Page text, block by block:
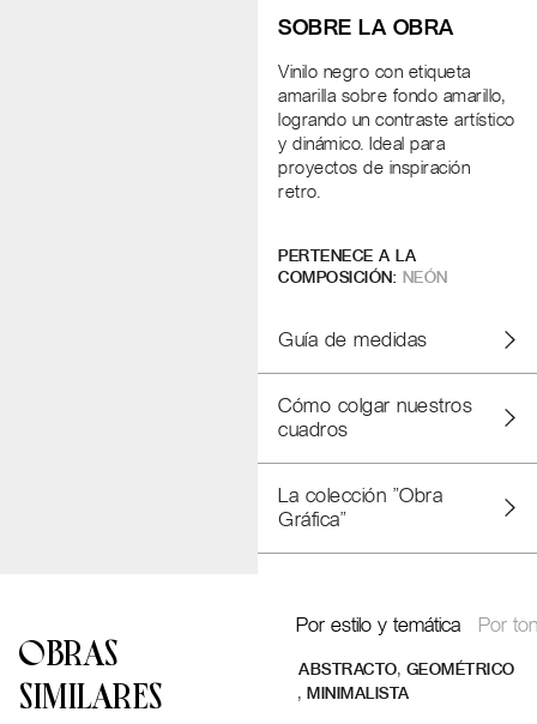
SOBRE LA OBRA
Vinilo negro con etiqueta
amarilla sobre fondo amarillo,
logrando un contraste artístico
y dinámico. Ideal para
proyectos de inspiración
retro.
PERTENECE A LA
COMPOSICIÓN: NEÓN
Guía de medidas
Cómo colgar nuestros
cuadros
La colección "Obra
Gráfica"
OBRAS
SIMILARES
Por estilo y temática Por
ABSTRACTO, GEOMÉTRICO
, MINIMALISTA